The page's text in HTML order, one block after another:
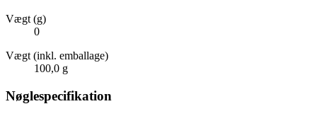
Vægt (g)
0
Vægt (inkl. emballage)
100,0 g
Nøglespecifikation